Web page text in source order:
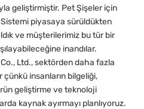
geliştirmiştir. Pet Şişeler için
Sistemi piyasaya sürüldükten
ve müşterilerimiz bu tür bir
inandılar.
Ltd., sektörden daha fazla
insanların bilgeliği,
geliştirme ve teknoloji
kaynak ayırmayı planlıyoruz.